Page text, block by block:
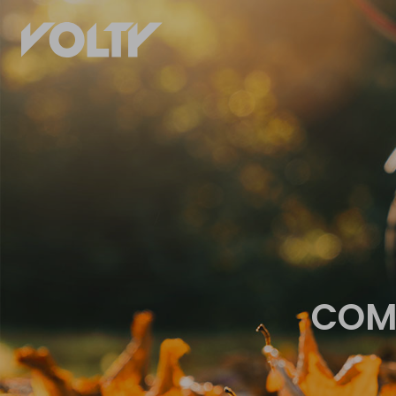
ACHETER
Trottinettes
électriques
VENDRE
Ma voiture
électrique
Ma moto
électrique
Mon vélo
électrique
Ma Trottinette